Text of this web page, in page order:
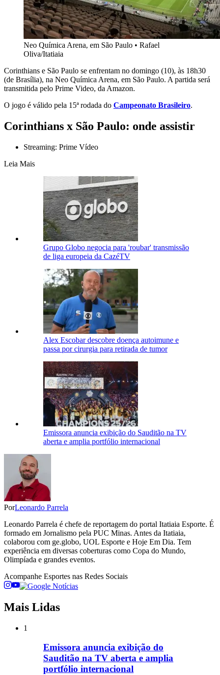
Neo Química Arena, em São Paulo • Rafael
Oliva/Itatiaia
Corinthians e São Paulo se enfrentam no domingo (10), às 18h30
(de Brasília), na Neo Química Arena, em São Paulo. A partida será
transmitida pelo Prime Video, da Amazon.
O jogo é válido pela 15ª rodada do Campeonato Brasileiro.
Corinthians x São Paulo: onde assistir
Streaming: Prime Vídeo
Leia Mais
Grupo Globo negocia para 'roubar' transmissão
de liga europeia da CazéTV
Alex Escobar descobre doença autoimune e
passa por cirurgia para retirada de tumor
Emissora anuncia exibição do Sauditão na TV
aberta e amplia portfólio internacional
PorLeonardo Parrela
Leonardo Parrela é chefe de reportagem do portal Itatiaia Esporte. É
formado em Jornalismo pela PUC Minas. Antes da Itatiaia,
colaborou com ge.globo, UOL Esporte e Hoje Em Dia. Tem
experiência em diversas coberturas como Copa do Mundo,
Olimpíada e grandes eventos.
Acompanhe Esportes nas Redes Sociais
Mais Lidas
1
Emissora anuncia exibição do
Sauditão na TV aberta e amplia
portfólio internacional